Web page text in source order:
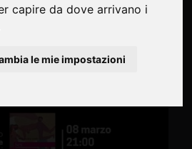
capire da dove arrivano i
le mie impostazioni